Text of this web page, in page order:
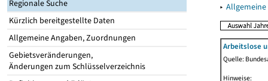
Regionale Suche
Kürzlich bereitgestellte Daten
Allgemeine Angaben, Zuordnungen
Gebietsveränderungen,
Änderungen zum Schlüsselverzeichnis
▸
Arbeitslose
Quelle:
Hinweise: